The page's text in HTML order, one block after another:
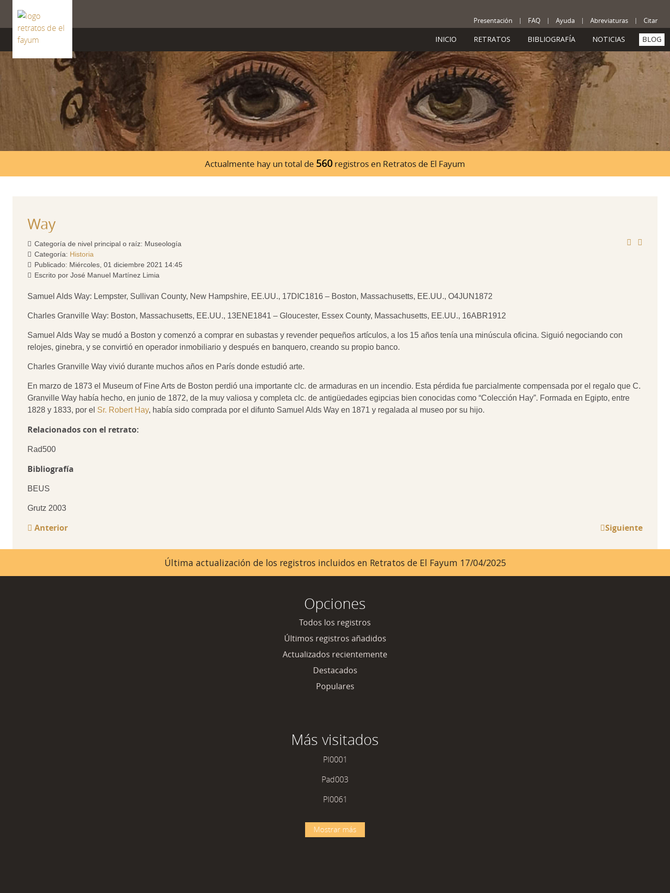
Presentación FAQ Ayuda Abreviaturas Citar
INICIO RETRATOS BIBLIOGRAFÍA NOTICIAS BLOG
Actualmente hay un total de 560 registros en Retratos de El Fayum
Way
Categoría de nivel principal o raíz: Museología
Categoría: Historia
Publicado: Miércoles, 01 diciembre 2021 14:45
Escrito por José Manuel Martínez Limia
Samuel Alds Way: Lempster, Sullivan County, New Hampshire, EE.UU., 17DIC1816 – Boston, Massachusetts, EE.UU., O4JUN1872
Charles Granville Way: Boston, Massachusetts, EE.UU., 13ENE1841 – Gloucester, Essex County, Massachusetts, EE.UU., 16ABR1912
Samuel Alds Way se mudó a Boston y comenzó a comprar en subastas y revender pequeños artículos, a los 15 años tenía una minúscula oficina. Siguió negociando con
relojes, ginebra, y se convirtió en operador inmobiliario y después en banquero, creando su propio banco.
Charles Granville Way vivió durante muchos años en París donde estudió arte.
En marzo de 1873 el Museum of Fine Arts de Boston perdió una importante clc. de armaduras en un incendio. Esta pérdida fue parcialmente compensada por el regalo que C.
Granville Way había hecho, en junio de 1872, de la muy valiosa y completa clc. de antigüedades egipcias bien conocidas como “Colección Hay”. Formada en Egipto, entre
1828 y 1833, por el Sr. Robert Hay, había sido comprada por el difunto Samuel Alds Way en 1871 y regalada al museo por su hijo.
Relacionados con el retrato:
Rad500
Bibliografía
BEUS
Grutz 2003
Anterior Siguiente
Última actualización de los registros incluidos en Retratos de El Fayum 17/04/2025
Opciones
Todos los registros
Últimos registros añadidos
Actualizados recientemente
Destacados
Populares
Más visitados
PI0001
Pad003
PI0061
Mostrar más